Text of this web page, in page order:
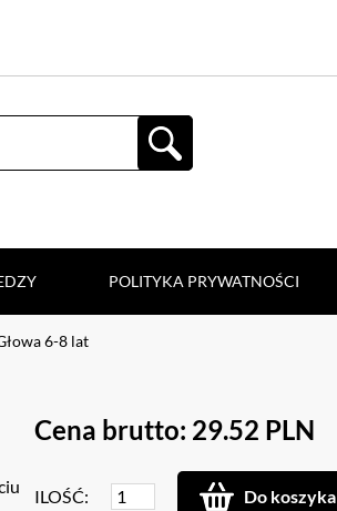
POLITYKA PRYWATNOŚCI
6-8 lat
Cena brutto: 29.52 PLN
ILOŚĆ: Do koszyka